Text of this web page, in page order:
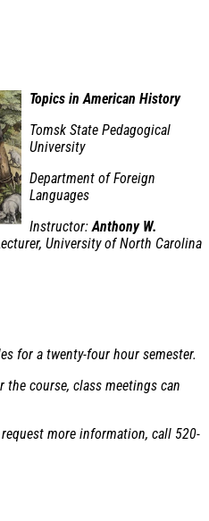
Topics in American History
Tomsk State Pedagogical
University
Department of Foreign
Languages
Instructor: Anthony W.
University of North Carolina
for a twenty-four hour semester.
course, class meetings can
more information, call 520-